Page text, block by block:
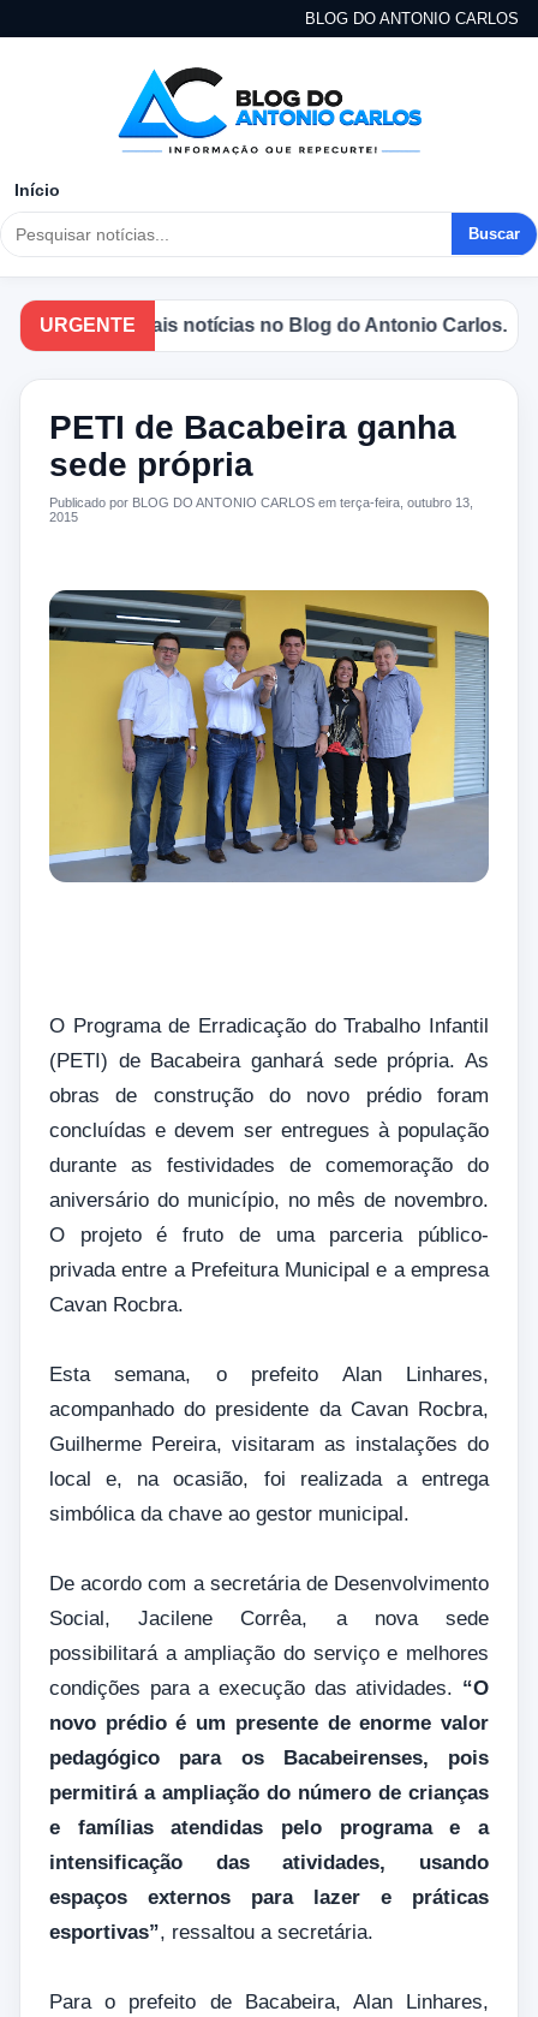
BLOG DO ANTONIO CARLOS
Início
Buscar
URGENTE
as principais notícias no Blog do Antonio Carlos.
PETI de Bacabeira ganha
sede própria
Publicado por BLOG DO ANTONIO CARLOS em terça-feira, outubro 13,
2015
O Programa de Erradicação do Trabalho Infantil
(PETI) de Bacabeira ganhará sede própria. As
obras de construção do novo prédio foram
concluídas e devem ser entregues à população
durante as festividades de comemoração do
aniversário do município, no mês de novembro.
O projeto é fruto de uma parceria público-
privada entre a Prefeitura Municipal e a empresa
Cavan Rocbra.
Esta semana, o prefeito Alan Linhares,
acompanhado do presidente da Cavan Rocbra,
Guilherme Pereira, visitaram as instalações do
local e, na ocasião, foi realizada a entrega
simbólica da chave ao gestor municipal.
De acordo com a secretária de Desenvolvimento
Social, Jacilene Corrêa, a nova sede
possibilitará a ampliação do serviço e melhores
condições para a execução das atividades. “O
novo prédio é um presente de enorme valor
pedagógico para os Bacabeirenses, pois
permitirá a ampliação do número de crianças
e famílias atendidas pelo programa e a
intensificação das atividades, usando
espaços externos para lazer e práticas
esportivas”, ressaltou a secretária.
Para o prefeito de Bacabeira, Alan Linhares,